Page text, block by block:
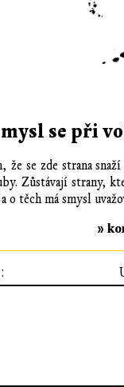
se při
se zde strana
Zůstávají strany,
o těch má smysl
»